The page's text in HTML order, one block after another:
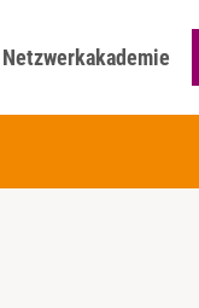
Netzwerkakademie